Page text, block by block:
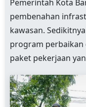
Pemerintah Kota
pembenahan
kawasan.
program perbaikan
paket pekerjaan